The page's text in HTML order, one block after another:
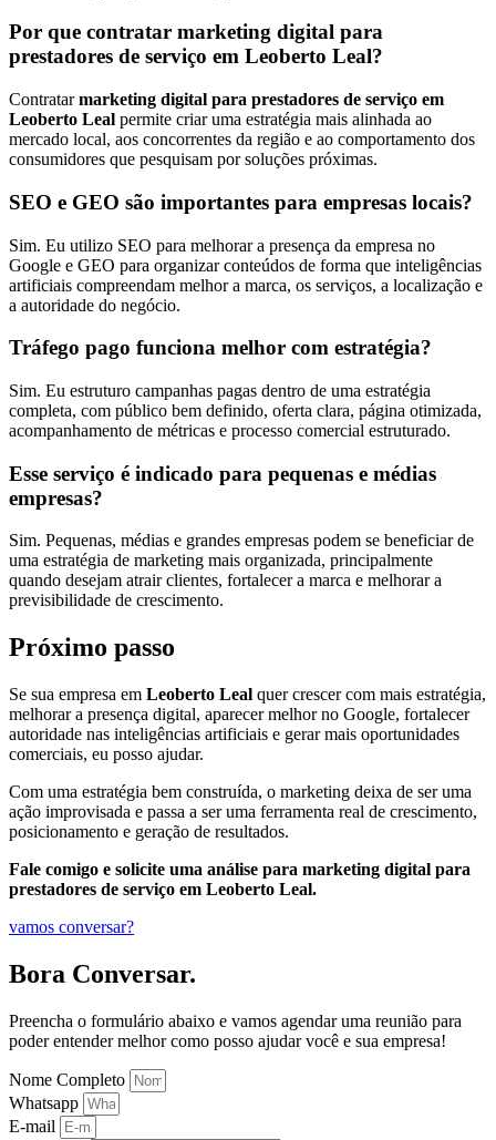
Por que contratar marketing digital para
prestadores de serviço em Leoberto Leal?
Contratarmarketing digital para prestadores de serviço em
Leoberto Leal permite criar uma estratégia mais alinhada ao
mercado local, aos concorrentes da região e ao comportamento dos
consumidores que pesquisam por soluções próximas.
SEO e GEO são importantes para empresas locais?
Sim. Eu utilizo SEO para melhorar a presença da empresa no
Google e GEO para organizar conteúdos de forma que inteligências
artificiais compreendam melhor a marca, os serviços, a localização e
a autoridade do negócio.
Tráfego pago funciona melhor com estratégia?
Sim. Eu estruturo campanhas pagas dentro de uma estratégia
completa, com público bem definido, oferta clara, página otimizada,
acompanhamento de métricas e processo comercial estruturado.
Esse serviço é indicado para pequenas e médias
empresas?
Sim. Pequenas, médias e grandes empresas podem se beneficiar de
uma estratégia de marketing mais organizada, principalmente
quando desejam atrair clientes, fortalecer a marca e melhorar a
previsibilidade de crescimento.
Próximo passo
Se sua empresa em Leoberto Leal quer crescer com mais estratégia,
melhorar a presença digital, aparecer melhor no Google, fortalecer
autoridade nas inteligências artificiais e gerar mais oportunidades
comerciais, eu posso ajudar.
Com uma estratégia bem construída, o marketing deixa de ser uma
ação improvisada e passa a ser uma ferramenta real de crescimento,
posicionamento e geração de resultados.
Fale comigo e solicite uma análise para marketing digital para
prestadores de serviço em Leoberto Leal.
vamos conversar?
Bora Conversar.
Preencha o formulário abaixo e vamos agendar uma reunião para
poder entender melhor como posso ajudar você e sua empresa!
Nome Completo
Whatsapp
E-mail